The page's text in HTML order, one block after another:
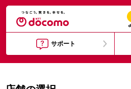
サポート